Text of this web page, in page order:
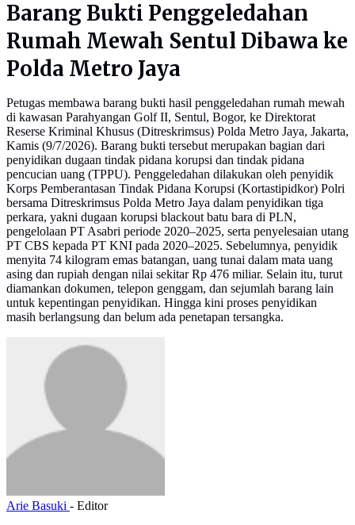
Barang Bukti Penggeledahan
Rumah Mewah Sentul Dibawa ke
Polda Metro Jaya
Petugas membawa barang bukti hasil penggeledahan rumah mewah
di kawasan Parahyangan Golf II, Sentul, Bogor, ke Direktorat
Reserse Kriminal Khusus (Ditreskrimsus) Polda Metro Jaya, Jakarta,
Kamis (9/7/2026). Barang bukti tersebut merupakan bagian dari
penyidikan dugaan tindak pidana korupsi dan tindak pidana
pencucian uang (TPPU). Penggeledahan dilakukan oleh penyidik
Korps Pemberantasan Tindak Pidana Korupsi (Kortastipidkor) Polri
bersama Ditreskrimsus Polda Metro Jaya dalam penyidikan tiga
perkara, yakni dugaan korupsi blackout batu bara di PLN,
pengelolaan PT Asabri periode 2020–2025, serta penyelesaian utang
PT CBS kepada PT KNI pada 2020–2025. Sebelumnya, penyidik
menyita 74 kilogram emas batangan, uang tunai dalam mata uang
asing dan rupiah dengan nilai sekitar Rp 476 miliar. Selain itu, turut
diamankan dokumen, telepon genggam, dan sejumlah barang lain
untuk kepentingan penyidikan. Hingga kini proses penyidikan
masih berlangsung dan belum ada penetapan tersangka.
Arie Basuki - Editor